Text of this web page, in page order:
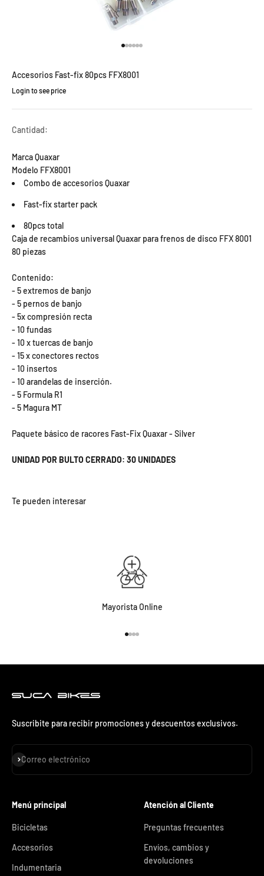
Accesorios Fast-fix 80pcs FFX8001
Precio de oferta
Login to see price
Cantidad:
Marca Quaxar
Modelo FFX8001
Combo de accesorios Quaxar
Fast-fix starter pack
80pcs total
Caja de recambios universal Quaxar para frenos de disco FFX 8001
80 piezas
Contenido:
- 5 extremos de banjo
- 5 pernos de banjo
- 5x compresión recta
- 10 fundas
- 10 x tuercas de banjo
- 15 x conectores rectos
- 10 insertos
- 10 arandelas de inserción.
- 5 Formula R1
- 5 Magura MT
Paquete básico de racores Fast-Fix Quaxar - Silver
UNIDAD POR BULTO CERRADO: 30 UNIDADES
Mayorista Online
Suscribite para recibir promociones y descuentos exclusivos.
Correo electrónico
Suscribirse
Menú principal
Bicicletas
Accesorios
Indumentaria
Atención al Cliente
Preguntas frecuentes
Envíos, cambios y
devoluciones